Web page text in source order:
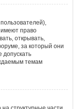
право
открывать,
за который они
темам